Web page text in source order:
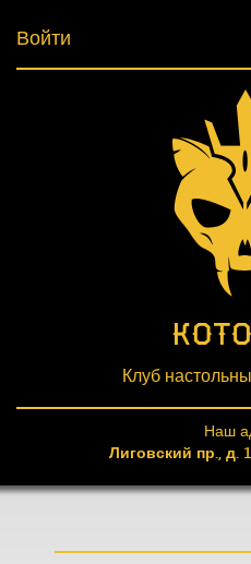
Войти
Клуб
Наш
Лиговский пр., д.